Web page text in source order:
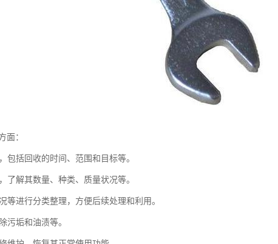
面：
包括回收的时间、范围和目标等。
了解其数量、种类、质量状况等。
等进行分类整理，方便后续处理和利用。
污垢和油渍等。